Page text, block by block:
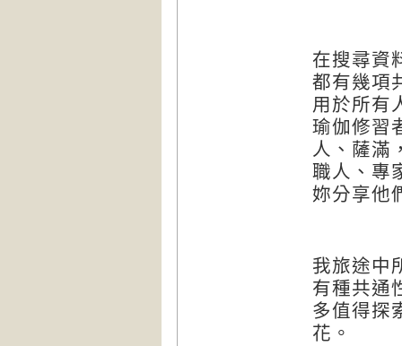
在搜尋資
都有幾項
用於所有
瑜伽修習
人、薩滿
職人、專
妳分享他
我旅途中
有種共通
多值得探
花。